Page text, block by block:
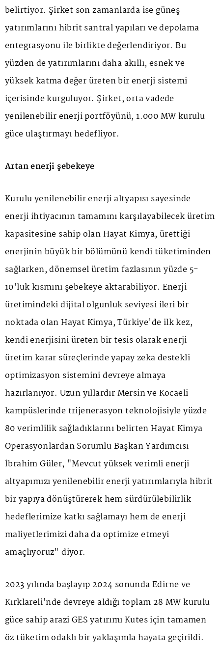
belirtiyor. Şirket son zamanlarda ise güneş
yatırımlarını hibrit santral yapıları ve depolama
entegrasyonu ile birlikte değerlendiriyor. Bu
yüzden de yatırımlarını daha akıllı, esnek ve
yüksek katma değer üreten bir enerji sistemi
içerisinde kurguluyor. Şirket, orta vadede
yenilenebilir enerji portföyünü, 1.000 MW kurulu
güce ulaştırmayı hedefliyor.
Artan enerji şebekeye
Kurulu yenilenebilir enerji altyapısı sayesinde
enerji ihtiyacının tamamını karşılayabilecek üretim
kapasitesine sahip olan Hayat Kimya, ürettiği
enerjinin büyük bir bölümünü kendi tüketiminden
sağlarken, dönemsel üretim fazlasının yüzde 5-
10'luk kısmını şebekeye aktarabiliyor. Enerji
üretimindeki dijital olgunluk seviyesi ileri bir
noktada olan Hayat Kimya, Türkiye'de ilk kez,
kendi enerjisini üreten bir tesis olarak enerji
üretim karar süreçlerinde yapay zeka destekli
optimizasyon sistemini devreye almaya
hazırlanıyor. Uzun yıllardır Mersin ve Kocaeli
kampüslerinde trijenerasyon teknolojisiyle yüzde
80 verimlilik sağladıklarını belirten Hayat Kimya
Operasyonlardan Sorumlu Başkan Yardımcısı
İbrahim Güler, "Mevcut yüksek verimli enerji
altyapımızı yenilenebilir enerji yatırımlarıyla hibrit
bir yapıya dönüştürerek hem sürdürülebilirlik
hedeflerimize katkı sağlamayı hem de enerji
maliyetlerimizi daha da optimize etmeyi
amaçlıyoruz" diyor.
2023 yılında başlayıp 2024 sonunda Edirne ve
Kırklareli'nde devreye aldığı toplam 28 MW kurulu
güce sahip arazi GES yatırımı Kutes için tamamen
öz tüketim odaklı bir yaklaşımla hayata geçirildi.